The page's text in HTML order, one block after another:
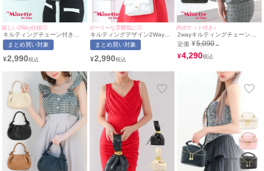
嬉しい2Way仕様◎
キルティングチェーン付き
2wayプチプラミニバッグ
[myMinette/マイミネット]
まとめ買い対象
¥2,990
ガーリーな雰囲気に◎
キルティングデザイン2Wayプ
チプラミニバッグ[myMinette/
マイミネット]
まとめ買い対象
¥2,990
内ポケット付き♪
2wayキルティングチェーンレ
ザーショルダーバッグ
定価 ¥5,090→
¥4,290